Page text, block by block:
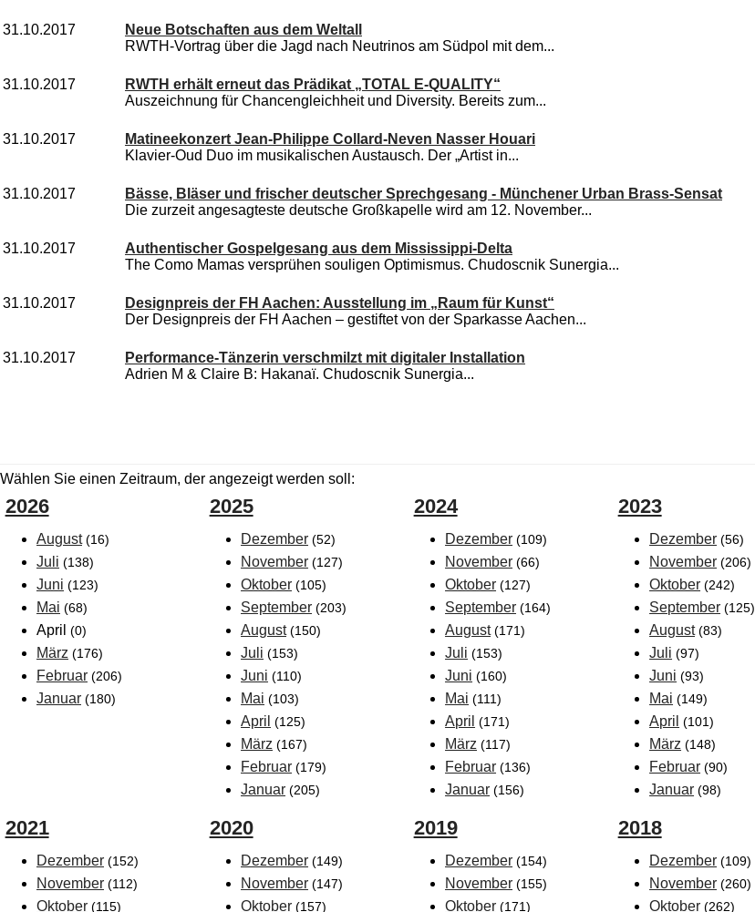
31.10.2017
Neue Botschaften aus dem Weltall
RWTH-Vortrag über die Jagd nach Neutrinos am Südpol mit dem...
31.10.2017
RWTH erhält erneut das Prädikat „TOTAL E-QUALITY“
Auszeichnung für Chancengleichheit und Diversity. Bereits zum...
31.10.2017
Matineekonzert Jean-Philippe Collard-Neven Nasser Houari
Klavier-Oud Duo im musikalischen Austausch. Der „Artist in...
31.10.2017
Bässe, Bläser und frischer deutscher Sprechgesang - Münchener Urban Brass-Sensat
Die zurzeit angesagteste deutsche Großkapelle wird am 12. November...
31.10.2017
Authentischer Gospelgesang aus dem Mississippi-Delta
The Como Mamas versprühen souligen Optimismus. Chudoscnik Sunergia...
31.10.2017
Designpreis der FH Aachen: Ausstellung im „Raum für Kunst“
Der Designpreis der FH Aachen – gestiftet von der Sparkasse Aachen...
31.10.2017
Performance-Tänzerin verschmilzt mit digitaler Installation
Adrien M & Claire B: Hakanaï. Chudoscnik Sunergia...
Wählen Sie einen Zeitraum, der angezeigt werden soll:
2026
August (16)
Juli (138)
Juni (123)
Mai (68)
April (0)
März (176)
Februar (206)
Januar (180)
2025
Dezember (52)
November (127)
Oktober (105)
September (203)
August (150)
Juli (153)
Juni (110)
Mai (103)
April (125)
März (167)
Februar (179)
Januar (205)
2024
Dezember (109)
November (66)
Oktober (127)
September (164)
August (171)
Juli (153)
Juni (160)
Mai (111)
April (171)
März (117)
Februar (136)
Januar (156)
2023
Dezember (56)
November (206)
Oktober (242)
September (125)
August (83)
Juli (97)
Juni (93)
Mai (149)
April (101)
März (148)
Februar (90)
Januar (98)
2021
Dezember (152)
November (112)
Oktober (115)
2020
Dezember (149)
November (147)
Oktober (157)
2019
Dezember (154)
November (155)
Oktober (171)
2018
Dezember (109)
November (260)
Oktober (262)